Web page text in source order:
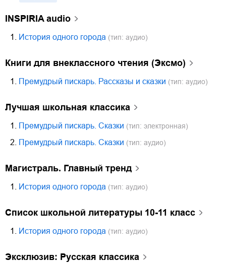
INSPIRIA audio
1. История одного города (тип: аудио)
Книги для внеклассного чтения (Эксмо)
1. Премудрый пискарь. Рассказы и сказки (тип: аудио)
Лучшая школьная классика
1. Премудрый пискарь. Сказки (тип: электронная)
2. Премудрый пискарь. Сказки (тип: аудио)
Магистраль. Главный тренд
1. История одного города (тип: аудио)
Список школьной литературы 10-11 класс
1. История одного города (тип: аудио)
Эксклюзив: Русская классика